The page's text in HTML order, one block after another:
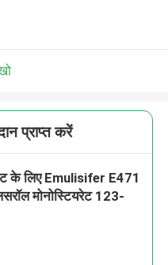
प्राप्त करें
के लिए Emulisifer E471
मोनोस्टियरेट 123-